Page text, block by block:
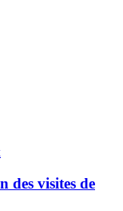
visites de